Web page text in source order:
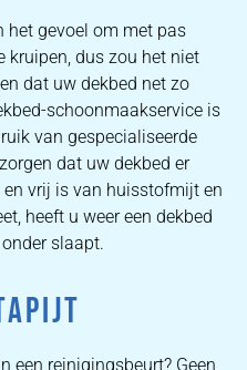
het gevoel om met pas
kruipen, dus zou het niet
dat uw dekbed net zo
schoonmaakservice is
van gespecialiseerde
dat uw dekbed er
vrij is van huisstofmijt en
heeft u weer een dekbed
slaapt.
een reinigingsbeurt? Geen